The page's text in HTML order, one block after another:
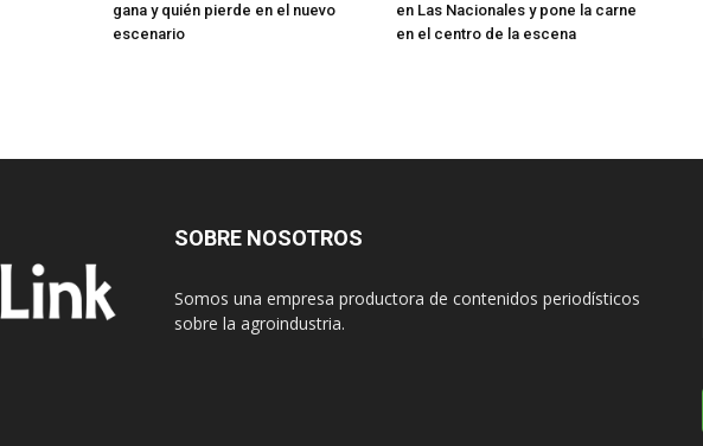
gana y quién pierde en el nuevo
escenario
en Las Nacionales y pone la carne
en el centro de la escena
SOBRE NOSOTROS
Somos una empresa productora de contenidos periodísticos
sobre la agroindustria.